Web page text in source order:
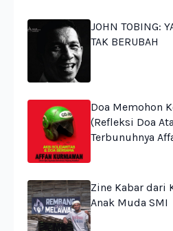
JOHN TOBING:
TAK BERUBAH
Doa Memohon
(Refleksi Doa
Terbunuhnya
Zine Kabar dari
Anak Muda SMI